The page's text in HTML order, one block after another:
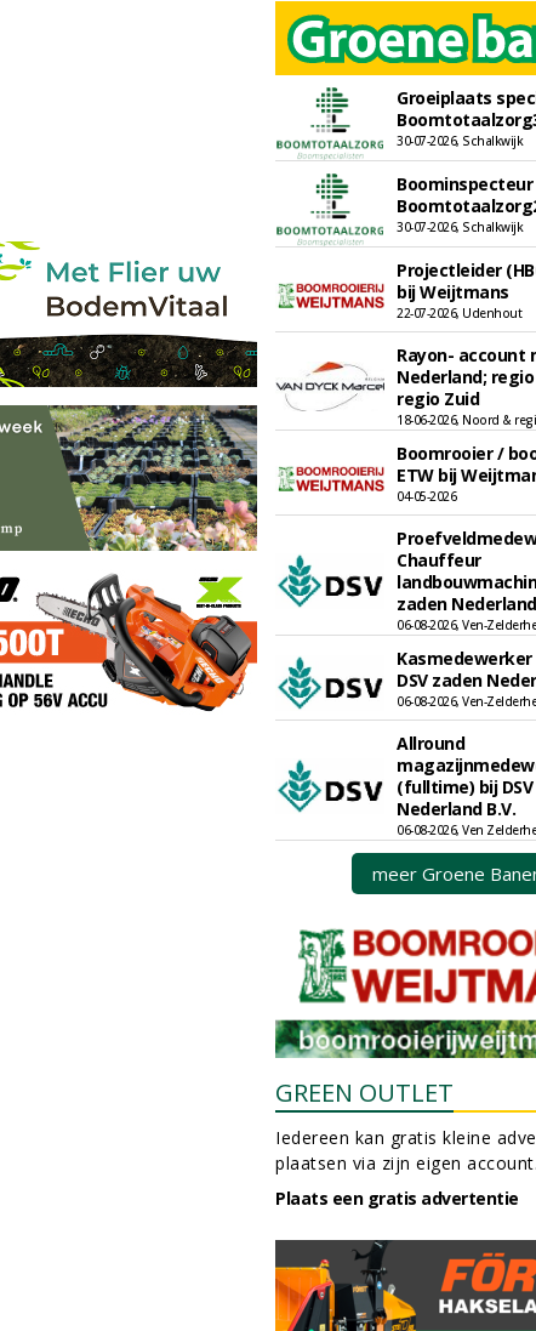
Groeiplaats
30-07-2026, Schalkwijk
Boominspecteur
30-07-2026, Schalkwijk
Projectleider
bij Weijtmans
22-07-2026, Udenhout
Rayon- account
Nederland;
regio Zuid
18-06-2026, Noord &
Boomrooier /
ETW bij
04-05-2026
Chauffeur
zaden
06-08-2026, Ven-
DSV zaden
06-08-2026, Ven-
Allround
(fulltime) bij
Nederland B.V.
06-08-2026, Ven
meer Groene
GREEN OUTLET
Iedereen kan gratis kleine
plaatsen via zijn eigen account.
Plaats een gratis advertentie